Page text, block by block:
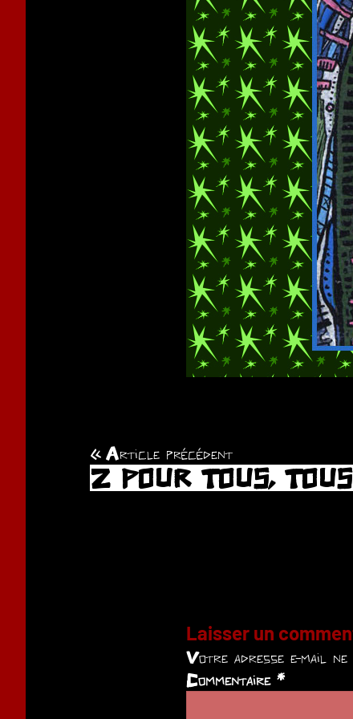
Navigation
de
Article précédent
Z POUR TOUS,
Laisser un
Votre adresse e-mail ne
Commentaire *